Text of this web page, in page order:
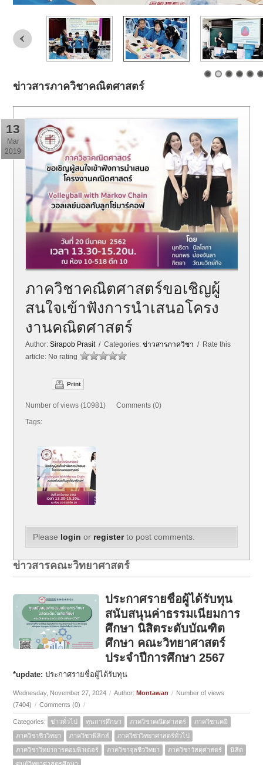
ข่าวสารภาควิชาคณิตศาสตร์
13
Mar
2019
ภาควิชาคณิตศาสตร์ขอเชิญผู้
สนใจเข้าฟังการนำเสนอโครง
งานคณิตศาสตร์
Author:Sirapob Prasit/ Categories:ข่าวสารภาควิชา / Rate this
article: No rating
Print
Number of views (10981) Comments (0)
Tags:
Please login or registerto post comments.
ข่าวสารคณะวิทยาศาสตร์
ประกาศรายชื่อผู้ได้รับทุน
สนับสนุนค่าธรรมเนียมการ
ศึกษา นิสิตระดับบัณฑิต
ศึกษา คณะวิทยาศาสตร์
ประจำปีการศึกษา 2567
*update: ประกาศรายชื่อผู้ได้รับทุน
Wednesday, November 27, 2024 / Author:Montawan / Number of views
(7404) / Comments (0) /
Categories: ข่าวทั่วไป ทุนการศึกษา ภาควิชาคณิตศาสตร์
ภาควิชาเคมี
ภาควิชาชีววิทยา
ภาควิชาฟิสิกส์
ภาควิชาวิทยาศาสตร์ทั่วไป
ภาควิชาวิทยาการคอมพิวเตอร์
ภาควิชาจุลชีววิทยา ภาควิชาวัสดุศาสตร์
นิสิต